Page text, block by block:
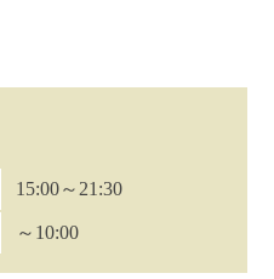
15:00～21:30
～10:00